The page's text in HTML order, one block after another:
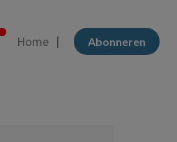
Abonneren
Home